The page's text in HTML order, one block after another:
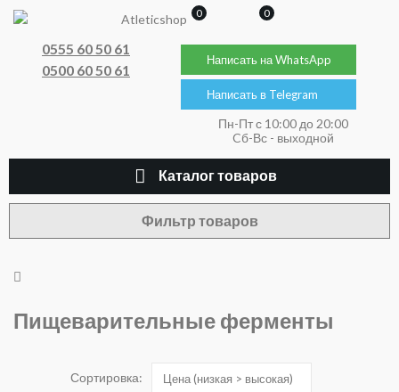
0555 60 50 61
0500 60 50 61
0 0
Написать на WhatsApp
Написать в Telegram
Пн-Пт с 10:00 до 20:00
Cб-Вс - выходной
Каталог товаров
Фильтр товаров
Пищеварительные ферменты
Сортировка: Цена (низкая > высокая)